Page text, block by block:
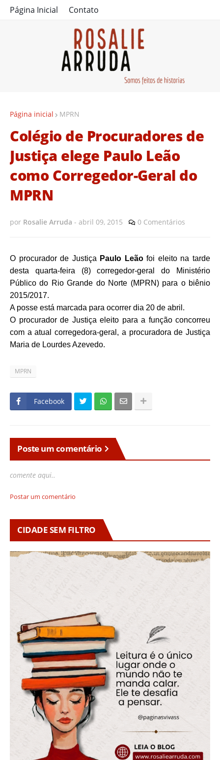
Página Inicial Contato
Página inicial MPRN
Colégio de Procuradores de
Justiça elege Paulo Leão
como Corregedor-Geral do
MPRN
por Rosalie Arruda - abril 09, 2015 0 Comentários
O procurador de Justiça Paulo Leãofoi eleito na tarde
desta quarta-feira (8) corregedor-geral do Ministério
Público do Rio Grande do Norte (MPRN) para o biênio
2015/2017.
A posse está marcada para ocorrer dia 20 de abril.
O procurador de Justiça eleito para a função concorreu
com a atual corregedora-geral, a procuradora de Justiça
Maria de Lourdes Azevedo.
MPRN
Facebook
Poste um comentário
comente aqui..
Postar um comentário
CIDADE SEM FILTRO